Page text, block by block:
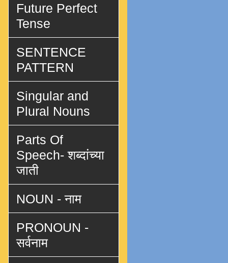
Future Perfect
Tense
SENTENCE
PATTERN
Singular and
Plural Nouns
Parts Of
Speech- शब्दांच्या
जाती
NOUN - नाम
PRONOUN -
सर्वनाम